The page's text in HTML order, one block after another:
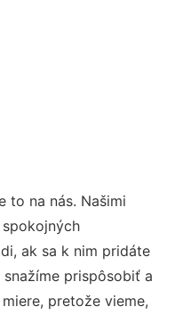
to na nás. Našimi
ak sa k nim pridáte
prispôsobiť a
pretože vieme,